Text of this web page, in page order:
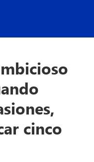
cinco